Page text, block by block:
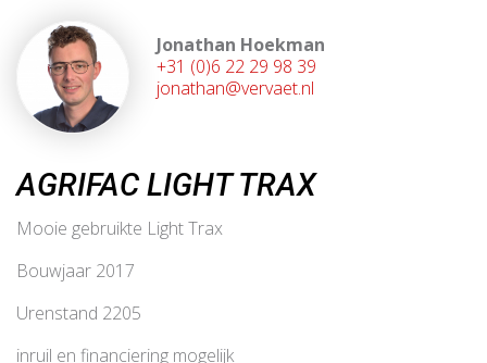
Jonathan Hoekman
+31 (0)6 22 29 98 39
jonathan@vervaet.nl
AGRIFAC LIGHT TRAX
Mooie gebruikte Light Trax
Bouwjaar 2017
Urenstand 2205
inruil en financiering mogelijk